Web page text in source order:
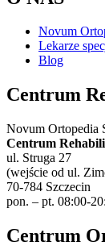
Novum
Lekarze
Blog
Centrum
Novum Ortopedia
Centrum
ul. Struga 27
(wejście od ul.
70-784 Szczecin
pon. – pt. 08:00-
Centrum